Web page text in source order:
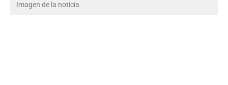
Imagen de la noticia